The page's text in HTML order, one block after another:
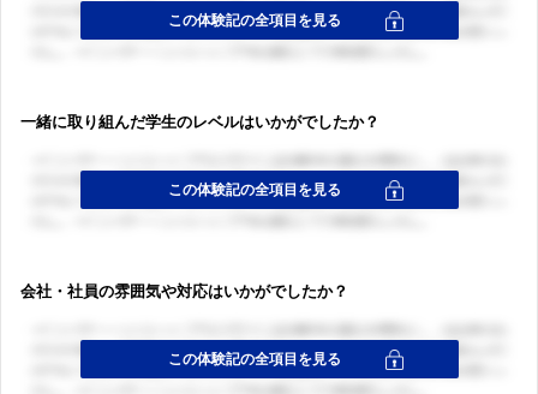
一緒に取り組んだ学生のレベルはいかがでしたか？
会社・社員の雰囲気や対応はいかがでしたか？